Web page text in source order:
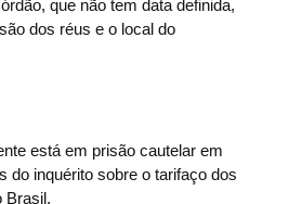
que não tem data definida,
dos réus e o local do
está em prisão cautelar em
do inquérito sobre o tarifaço dos
Brasil.